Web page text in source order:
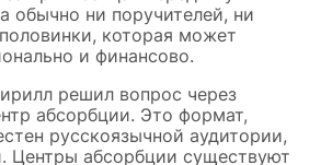
обычно ни поручителей, ни
которая может
и финансово.
решил вопрос через
абсорбции. Это формат,
русскоязычной аудитории,
Центры абсорбции существуют